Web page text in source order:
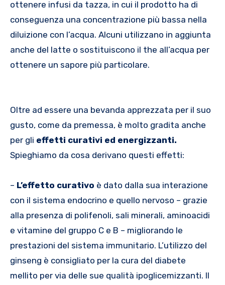
ottenere infusi da tazza, in cui il prodotto ha di
conseguenza una concentrazione più bassa nella
diluizione con l’acqua. Alcuni utilizzano in aggiunta
anche del latte o sostituiscono il the all’acqua per
ottenere un sapore più particolare.
Oltre ad essere una bevanda apprezzata per il suo
gusto, come da premessa, è molto gradita anche
per gli effetti curativi ed energizzanti.
Spieghiamo da cosa derivano questi effetti:
– L’effetto curativo è dato dalla sua interazione
con il sistema endocrino e quello nervoso – grazie
alla presenza di polifenoli, sali minerali, aminoacidi
e vitamine del gruppo C e B – migliorando le
prestazioni del sistema immunitario. L’utilizzo del
ginseng è consigliato per la cura del diabete
mellito per via delle sue qualità ipoglicemizzanti. Il